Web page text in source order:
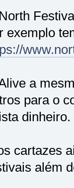
exemplo
a
para o
dinheiro.
cartazes
além